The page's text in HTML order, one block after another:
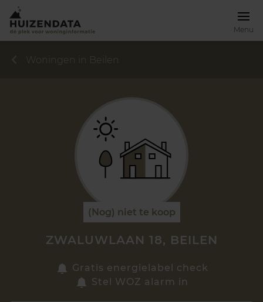
Menu
Zoek een woning
Woningen in Beilen
(Nog) niet te koop
ZWALUWLAAN 18, BEILEN
Gratis energielabel check
Stel WOZ alarm in